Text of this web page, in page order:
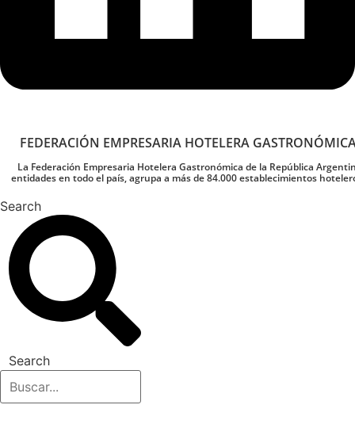
FEDERACIÓN EMPRESARIA HOTELERA
La Federación Empresaria Hotelera Gastronómica de la República
entidades en todo el país, agrupa a más de 84.000 establecimientos
Search
Search